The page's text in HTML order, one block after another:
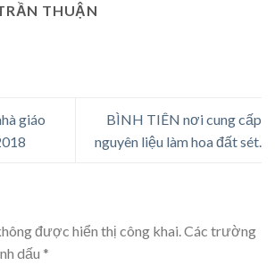
THUẬN
giáo
BÌNH TIÊN nơi cung cấp
nguyên liệu làm hoa đất sét.
được hiển thị công khai.Các trường
dấu *